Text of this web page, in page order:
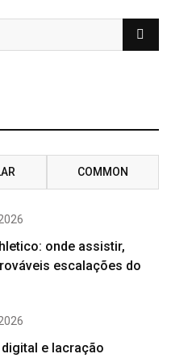
COMMON
onde assistir,
escalações do
e lacração